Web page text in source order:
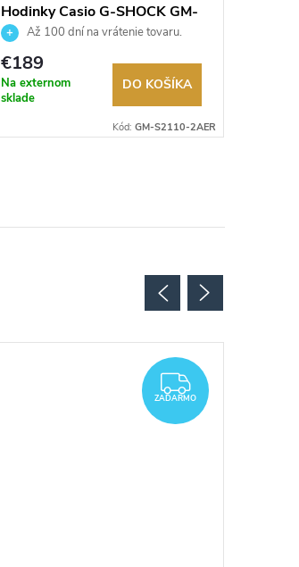
Hodinky Casio G-SHOCK GM-
S2110-2AER
Až 100 dní na vrátenie tovaru.
Autorizovaný predajca.
€189
Na externom
sklade
DO KOŠÍKA
Kód: GM-S2110-2AER
ZADARMO
ZADARMO